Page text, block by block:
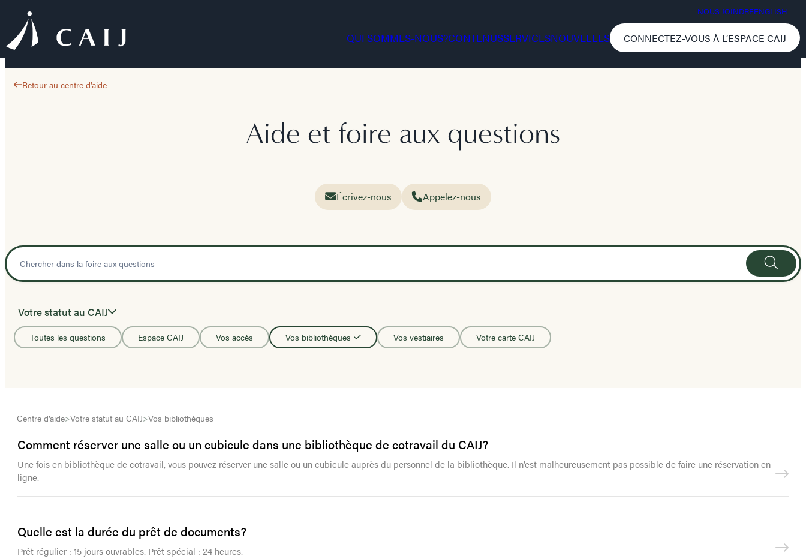
NOUS JOINDREENGLISH
QUI SOMMES-NOUS?CONTENUSSERVICESNOUVELLES CONNECTEZ-VOUS À L’ESPACE CAIJ
Retour au centre d’aide
Aide et foire aux questions
Écrivez-nous Appelez-nous
Votre statut au CAIJ
Toutes les questions Espace CAIJ Vos accès Vos bibliothèques Vos vestiaires Votre carte CAIJ
Centre d’aide>Votre statut au CAIJ>Vos bibliothèques
Comment réserver une salle ou un cubicule dans une bibliothèque de cotravail du CAIJ?
Une fois en bibliothèque de cotravail, vous pouvez réserver une salle ou un cubicule auprès du personnel de la bibliothèque. Il n’est malheureusement pas possible de faire une réservation en
ligne.
Quelle est la durée du prêt de documents?
Prêt régulier : 15 jours ouvrables. Prêt spécial : 24 heures.